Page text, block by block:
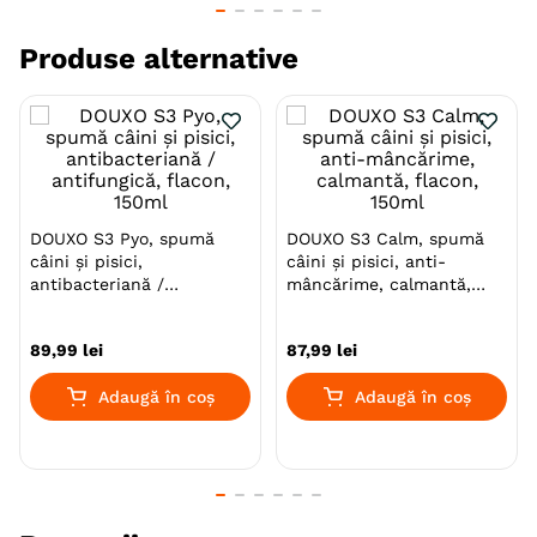
Formula exclusiva, bazata pe extractul patentat
FERNBLOCK
Textura usoara, non- uleioasa, care se absoarbe
imediat in piele, foarte usor de aplicat.
Rezistenta la apa!
CAND SE RECOMANDA HELIOVET?
spatii expuse actiunii directe a soarelui: balcoane,
Produse alternative
DOUXO S3 Pyo, spumă
câini și pisici,
antibacteriană /
89,99 lei
Adaugă în coș
DOUXO S3 Calm, spumă
câini și pisici, anti-
mâncărime, calmantă,
87,99 lei
Adaugă în coș